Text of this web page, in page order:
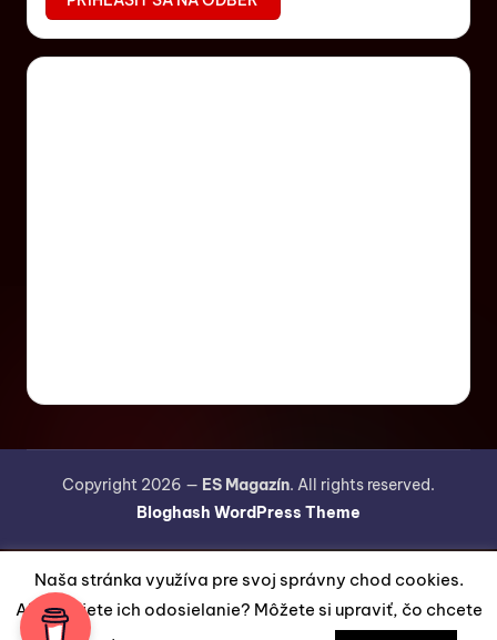
Copyright 2026 — ES Magazín. All rights reserved.
Bloghash WordPress Theme
Naša stránka využíva pre svoj správny chod cookies.
Akceptujete ich odosielanie? Môžete si upraviť, čo chcete